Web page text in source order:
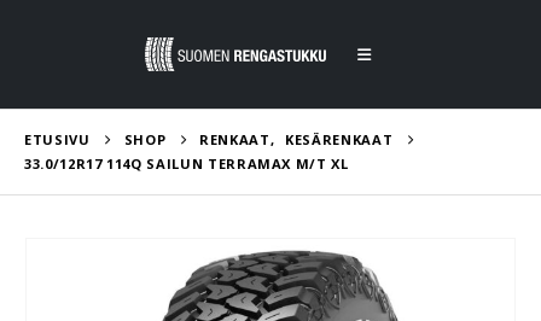
ETUSIVU SHOP RENKAAT,
KESÄRENKAAT
33.0/12R17 114Q SAILUN TERRAMAX M/T XL